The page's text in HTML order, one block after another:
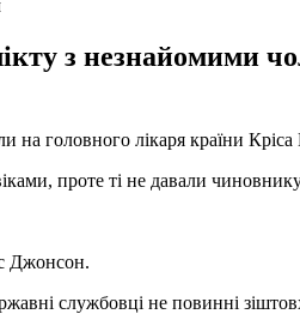
з незнайомими
на головного лікаря країни
проте ті не давали
Джонсон.
службовці не повинні